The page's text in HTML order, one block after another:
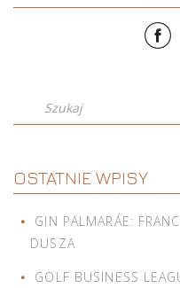
Szukaj
OSTATNIE WPISY
GIN PALMARÁE:
DUSZA
GOLF BUSINESS